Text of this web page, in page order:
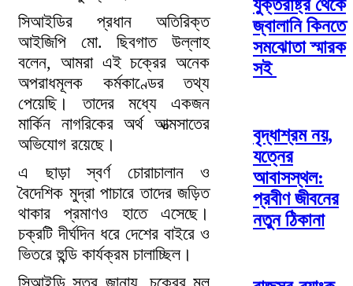
সিআইডির প্রধান অতিরিক্ত
আইজিপি মো. ছিবগাত উল্লাহ
বলেন, আমরা এই চক্রের অনেক
অপরাধমূলক কর্মকাণ্ডের তথ্য
পেয়েছি। তাদের মধ্যে একজন
মার্কিন নাগরিকের অর্থ আত্মসাতের
অভিযোগ রয়েছে।
এ ছাড়া স্বর্ণ চোরাচালান ও
বৈদেশিক মুদ্রা পাচারে তাদের জড়িত
থাকার প্রমাণও হাতে এসেছে।
চক্রটি দীর্ঘদিন ধরে দেশের বাইরে ও
ভিতরে হুন্ডি কার্যক্রম চালাচ্ছিল।
যুক্তরাষ্ট্র থেকে
জ্বালানি কিনতে
সমঝোতা স্মারক
সই
বৃদ্ধাশ্রম নয়,
যত্নের
আবাসস্থল:
প্রবীণ জীবনের
নতুন ঠিকানা